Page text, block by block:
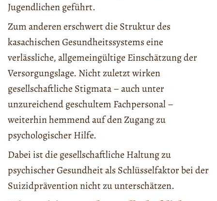
Jugendlichen geführt.
Zum anderen erschwert die Struktur des
kasachischen Gesundheitssystems eine
verlässliche, allgemeingültige Einschätzung der
Versorgungslage. Nicht zuletzt wirken
gesellschaftliche Stigmata – auch unter
unzureichend geschultem Fachpersonal –
weiterhin hemmend auf den Zugang zu
psychologischer Hilfe.
Dabei ist die gesellschaftliche Haltung zu
psychischer Gesundheit als Schlüsselfaktor bei der
Suizidprävention nicht zu unterschätzen.